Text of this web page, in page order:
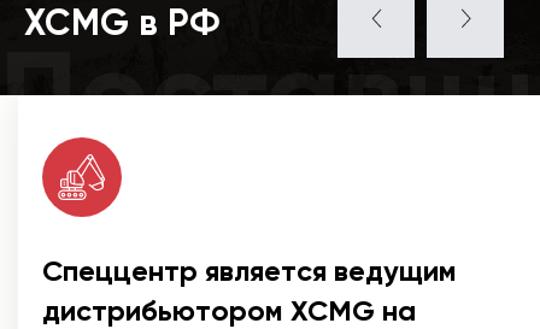
XCMG в РФ
Спеццентр является ведущим
дистрибьютором XCMG на